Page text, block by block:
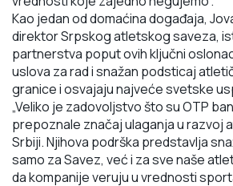
Kao jedan od domaćina događaja,
direktor Srpskog atletskog saveza,
partnerstva poput ovih ključni
uslova za rad i snažan podsticaj
granice i osvajaju najveće svetske
„Veliko je zadovoljstvo što su OTP
prepoznale značaj ulaganja u razvoj
Srbiji. Njihova podrška predstavlja
samo za Savez, već i za sve naše
da kompanije veruju u vrednosti